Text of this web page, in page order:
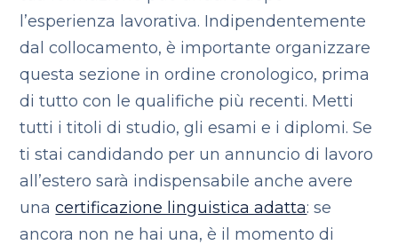
l’esperienza lavorativa. Indipendentemente
dal collocamento, è importante organizzare
questa sezione in ordine cronologico, prima
di tutto con le qualifiche più recenti. Metti
tutti i titoli di studio, gli esami e i diplomi. Se
ti stai candidando per un annuncio di lavoro
all’estero sarà indispensabile anche avere
unacertificazione linguistica adatta: se
ancora non ne hai una, è il momento di